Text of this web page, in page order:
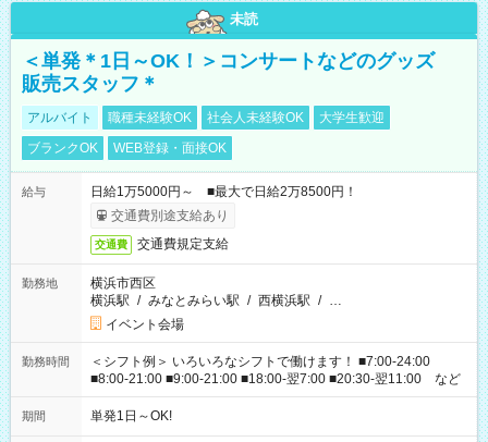
未読
＜単発＊1日～OK！＞コンサートなどのグッズ
販売スタッフ＊
アルバイト 職種未経験OK 社会人未経験OK
大学生歓迎
ブランクOK
WEB登録・面接OK
給与
日給1万5000円～ ■最大で日給2万8500円！
交通費別途支給あり
交通費 交通費規定支給
勤務地
横浜市西区
横浜駅 / みなとみらい駅 / 西横浜駅 / …
イベント会場
勤務時間
＜シフト例＞ いろいろなシフトで働けます！ ■7:00-24:00
■8:00-21:00 ■9:00-21:00 ■18:00-翌7:00 ■20:30-翌11:00 など
期間 単発1日～OK!